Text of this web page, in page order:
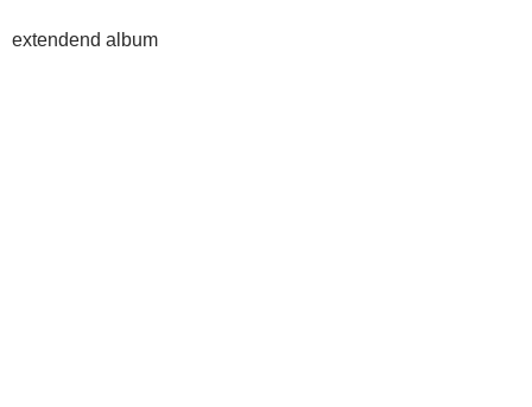
extendend album